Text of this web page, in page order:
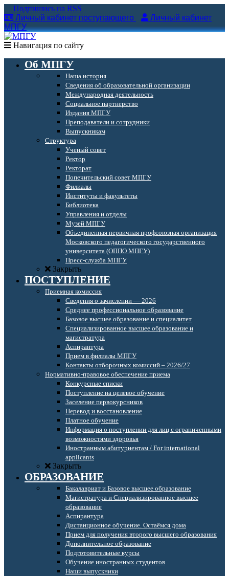
Подпишись на RSS
Личный кабинет поступающего
Личный кабинет
МПГУ
Навигация по сайту
Об МПГУ
Наша история
Сведения об образовательной организации
Международная деятельность
Социальное партнерство
Издания МПГУ
Преподаватели и сотрудники
Выпускникам
Структура
Ученый совет
Ректор
Ректорат
Попечительский совет МПГУ
Филиалы
Институты и факультеты
Библиотека
Управления и отделы
Музей МПГУ
Объединенная первичная профсоюзная организация
Московского педагогического государственного
университета (ОППО МПГУ)
Пресс-служба МПГУ
Закрыть
ПОСТУПЛЕНИЕ
Приемная комиссия
Сведения о зачислении — 2026
Среднее профессиональное образование
Базовое высшее образование и специалитет
Специализированное высшее образование и
магистратура
Аспирантура
Прием в филиалы МПГУ
Контакты отборочных комиссий – 2026/27
Нормативно-правовое обеспечение приема
Конкурсные списки
Поступление на целевое обучение
Заселение первокурсников
Перевод и восстановление
Платное обучение
Информация о поступлении для лиц с ограниченными
возможностями здоровья
Иностранным абитуриентам / For international
applicants
Закрыть
ОБРАЗОВАНИЕ
Бакалавриат и Базовое высшее образование
Магистратура и Специализированное высшее
образование
Аспирантура
Дистанционное обучение. Остаёмся дома
Прием для получения второго высшего образования
Дополнительное образование
Подготовительные курсы
Обучение иностранных студентов
Наши выпускники